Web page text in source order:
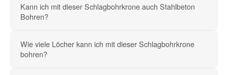
Kann ich mit dieser Schlagbohrkrone auch Stahlbeton
Bohren?
Wie viele Löcher kann ich mit dieser Schlagbohrkrone
bohren?